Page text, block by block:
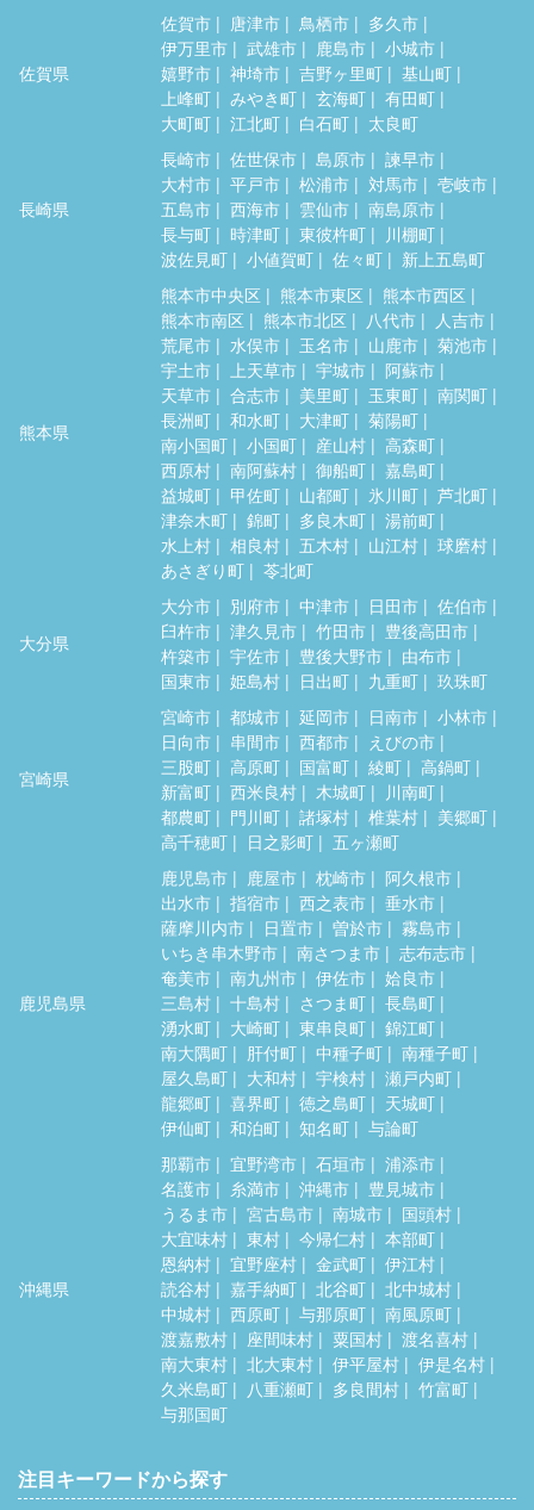
佐賀県
佐賀市 唐津市 鳥栖市
多久市
伊万里市
武雄市 鹿島市
小城市
嬉野市
神埼市 吉野ヶ里町
基山町
上峰町
みやき町 玄海町
有田町
大町町
江北町 白石町 太良町
長崎県
長崎市 佐世保市 島原市
諫早市
大村市
平戸市 松浦市 対馬市
壱岐市
五島市
西海市 雲仙市
南島原市
長与町
時津町 東彼杵町
川棚町
波佐見町
小値賀町 佐々町 新上五島町
熊本県
熊本市中央区 熊本市東区
熊本市西区
熊本市南区
熊本市北区 八代市
人吉市
荒尾市
水俣市 玉名市 山鹿市
菊池市
宇土市
上天草市 宇城市
阿蘇市
天草市
合志市 美里町 玉東町
南関町
長洲町
和水町 大津町
菊陽町
南小国町
小国町 産山村
高森町
西原村
南阿蘇村 御船町
嘉島町
益城町
甲佐町 山都町 氷川町
芦北町
津奈木町
錦町 多良木町
湯前町
水上村
相良村 五木村 山江村
球磨村
あさぎり町
苓北町
大分県
大分市 別府市 中津市 日田市
佐伯市
臼杵市
津久見市 竹田市
豊後高田市
杵築市
宇佐市 豊後大野市
由布市
国東市
姫島村 日出町 九重町 玖珠町
宮崎県
宮崎市 都城市 延岡市 日南市
小林市
日向市
串間市 西都市
えびの市
三股町
高原町 国富町 綾町
高鍋町
新富町
西米良村 木城町
川南町
都農町
門川町 諸塚村 椎葉村
美郷町
高千穂町
日之影町 五ヶ瀬町
鹿児島県
鹿児島市 鹿屋市 枕崎市
阿久根市
出水市
指宿市 西之表市
垂水市
薩摩川内市
日置市 曽於市
霧島市
いちき串木野市
南さつま市
志布志市
奄美市
南九州市 伊佐市
姶良市
三島村
十島村 さつま町
長島町
湧水町
大崎町 東串良町
錦江町
南大隅町
肝付町 中種子町
南種子町
屋久島町
大和村 宇検村
瀬戸内町
龍郷町
喜界町 徳之島町
天城町
伊仙町
和泊町 知名町 与論町
沖縄県
那覇市 宜野湾市 石垣市
浦添市
名護市
糸満市 沖縄市
豊見城市
うるま市
宮古島市 南城市
国頭村
大宜味村
東村 今帰仁村
本部町
恩納村
宜野座村 金武町
伊江村
読谷村
嘉手納町 北谷町
北中城村
中城村
西原町 与那原町
南風原町
渡嘉敷村
座間味村 粟国村
渡名喜村
南大東村
北大東村 伊平屋村
伊是名村
久米島町
八重瀬町 多良間村
竹富町
与那国町
注目キーワードから探す